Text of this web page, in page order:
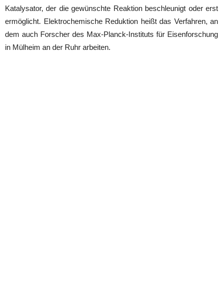
Katalysator, der die gewünschte Reaktion beschleunigt oder erst
ermöglicht. Elektrochemische Reduktion heißt das Verfahren, an
dem auch Forscher des Max-Planck-Instituts für Eisenforschung
in Mülheim an der Ruhr arbeiten.